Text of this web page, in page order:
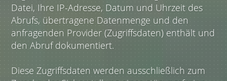
Datei, Ihre IP-Adresse, Datum und Uhrzeit des
Abrufs, übertragene Datenmenge und den
anfragenden Provider (Zugriffsdaten) enthält und
den Abruf dokumentiert.
Diese Zugriffsdaten werden ausschließlich zum